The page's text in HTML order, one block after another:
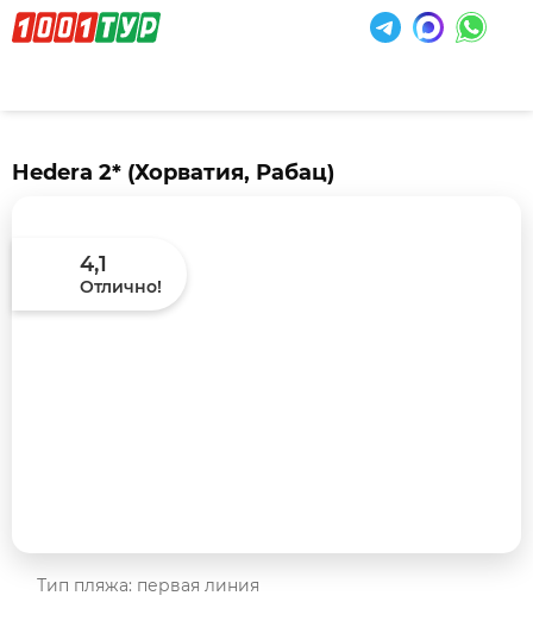
Hedera 2* (Хорватия, Рабац)
4,1
Отлично!
Тип пляжа: первая линия